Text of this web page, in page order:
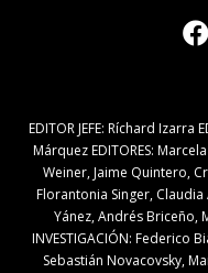
EDITOR JEFE: Ríchard Izarra
Márquez EDITORES:
Weiner, Jaime Quintero,
Florantonia Singer,
Yánez, Andrés Briceño,
INVESTIGACIÓN: Federico
Sebastián Novacovsky,